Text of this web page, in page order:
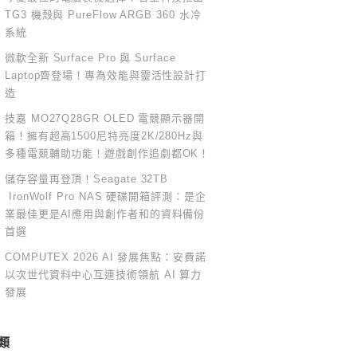
TG3 機殼與 PureFlow ARGB 360 水冷
系統
微軟全新 Surface Pro 與 Surface
Laptop齊登場！專為效能與靈活性設計打
造
技嘉 MO27Q28GR OLED 電競顯示器開
箱！擁有超高1500尼特亮度2K/280Hz與
多種電競輔助功能！遊戲創作追劇都OK！
儲存容量再登頂！Seagate 32TB
IronWolf Pro NAS 硬碟開箱評測：是企
業最佳更是AI應用與創作者和的資料備份
首選
COMPUTEX 2026 AI 發展焦點：安費諾
以次世代資料中心互連技術領航 AI 算力
發展